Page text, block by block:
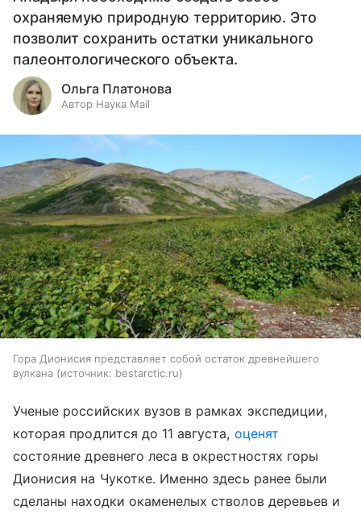
охраняемую природную территорию. Это
позволит сохранить остатки уникального
палеонтологического объекта.
Ольга Платонова
Автор Наука Mail
Гора Дионисия представляет собой остаток древнейшего
вулкана
источник: bestarctic.ru
Ученые российских вузов в рамках экспедиции,
которая продлится до 11 августа, оценят
состояние древнего леса в окрестностях горы
Дионисия на Чукотке. Именно здесь ранее были
сделаны находки окаменелых стволов деревьев и